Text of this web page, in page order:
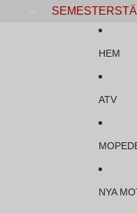
HEM
ATV
NYA